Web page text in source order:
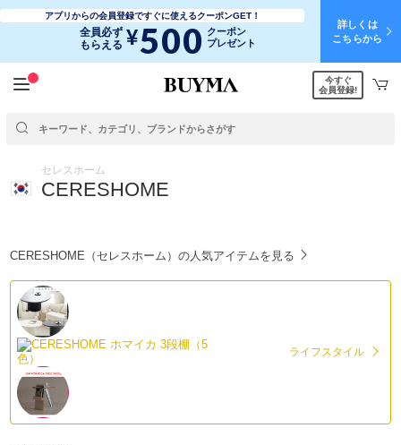
アプリからの会員登録ですぐに使えるクーポンGET！
全員必ず
もらえる ¥500 クーポン
プレゼント
詳しくは
こちらから
今すぐ
会員登録!
セレスホーム
CERESHOME
CERESHOME（セレスホーム）の人気アイテムを見る
ライフスタイル